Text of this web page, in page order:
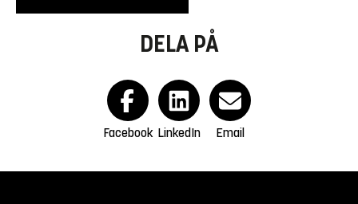
DELA PÅ
Facebook LinkedIn Email